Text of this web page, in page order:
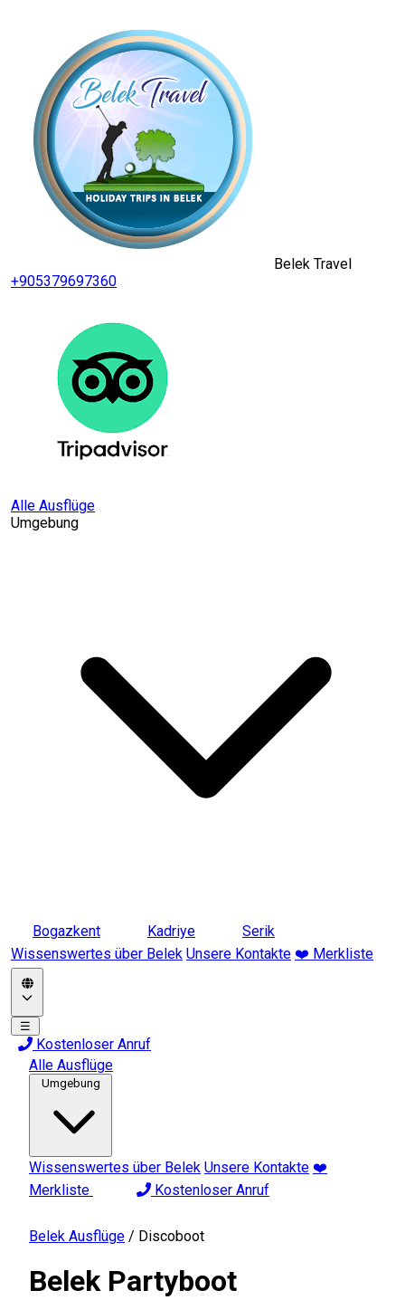
Belek Travel
+905379697360
Alle Ausflüge
Umgebung
Bogazkent Kadriye
Serik
Wissenswertes über Belek Unsere Kontakte ❤️ Merkliste
☰
Kostenloser Anruf
Alle Ausflüge
Umgebung
Wissenswertes über Belek Unsere Kontakte ❤️
Merkliste
Kostenloser Anruf
Belek Ausflüge / Discoboot
Belek Partyboot